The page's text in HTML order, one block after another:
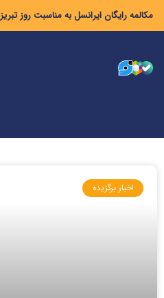
مکالمه رایگان ایرانسل به مناسبت روز تبریز
اخبار برگزیده